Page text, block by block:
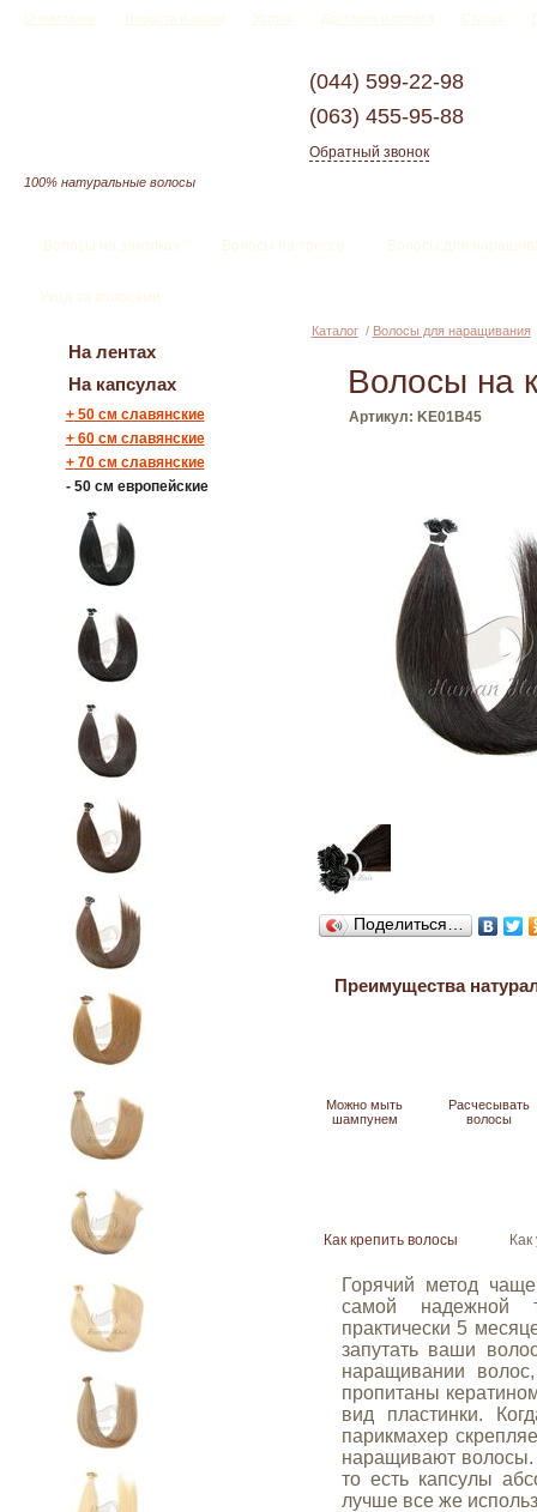
О компании Новости и акции Услуги Доставка и оплата Статьи
100% натуральные волосы
(044) 599-22-98
(063) 455-95-88
Обратный звонок
Волосы на заколках Волосы на трессе Волосы для
Уход за волосами
На лентах
На капсулах
+50 см славянские
+60 см славянские
+70 см славянские
-50 см европейские
Каталог/ Волосы для наращивания
Волосы на
Артикул: KE01B45
Поделиться…
Преимущества
Можно мыть
шампунем
Расчесывать
волосы
Как крепить волосы
Горячий метод
самой надежной
практически 5
запутать ваши
наращивании
пропитаны
вид пластинки.
парикмахер
наращивают волосы.
то есть капсулы
лучше все же